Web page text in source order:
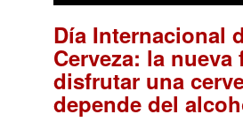
Día Internacional
Cerveza: la nueva
disfrutar una
depende del